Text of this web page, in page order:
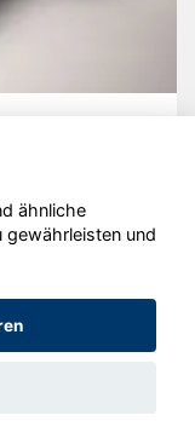
- 2026
ähnliche
gewährleisten und